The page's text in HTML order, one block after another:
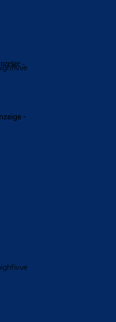
-
-